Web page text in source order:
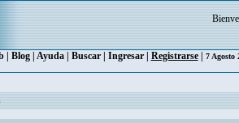
| Blog| Ayuda| Buscar| Ingresar| Registrarse| 7 Agosto